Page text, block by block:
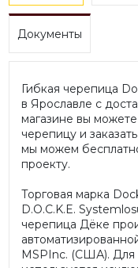
Документы
Гибкая черепица
в Ярославле с
магазине вы
черепицу и
мы можем
проекту.
Торговая марка
D.O.C.K.E.
черепица Дёке
MSPInc. (США). Для